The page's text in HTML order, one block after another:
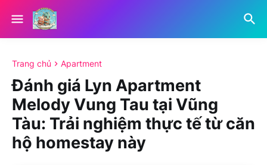
Trang chủ Apartment
Đánh giá Lyn Apartment
Melody Vung Tau tại Vũng
Tàu: Trải nghiệm thực tế từ căn
hộ homestay này